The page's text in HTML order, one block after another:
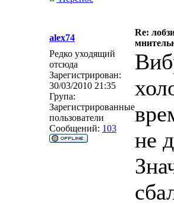
alex74
Re:
Редко уходящий
отсюда
Зарегистрирован:
30/03/2010 21:35
Група:
Зарегистрированные
пользователи
Сообщений: 103
не